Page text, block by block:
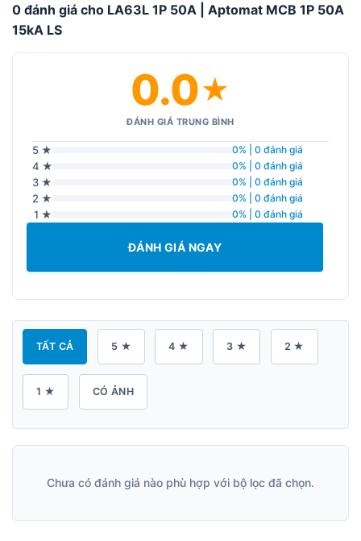
0 đánh giá cho LA63L 1P 50A | Aptomat MCB 1P 50A
15kA LS
0.0★
ĐÁNH GIÁ TRUNG BÌNH
5 ★ 0% | 0 đánh giá
4 ★ 0% | 0 đánh giá
3 ★ 0% | 0 đánh giá
2 ★ 0% | 0 đánh giá
1 ★ 0% | 0 đánh giá
ĐÁNH GIÁ NGAY
TẤT CẢ 5 ★ 4 ★ 3 ★ 2 ★
1 ★ CÓ ẢNH
Chưa có đánh giá nào phù hợp với bộ lọc đã chọn.